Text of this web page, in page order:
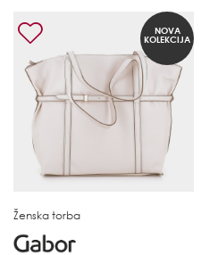
NOVA
KOLEKCIJA
Ženska torba